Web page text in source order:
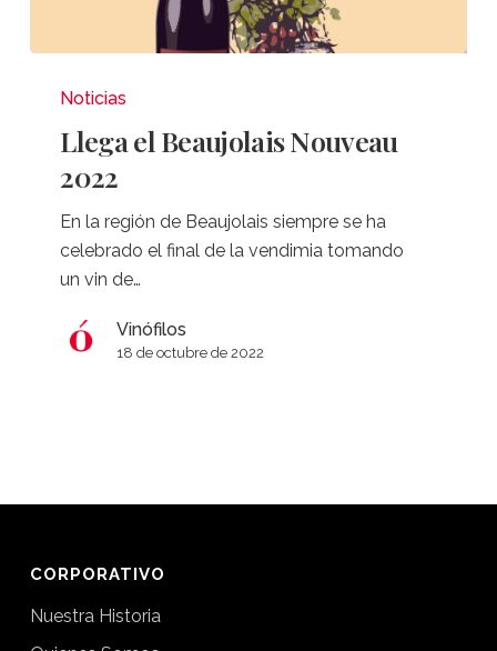
Nouveau
2022
Noticias
Llega el Beaujolais Nouveau
2022
En la región de Beaujolais siempre se ha
celebrado el final de la vendimia tomando
un vin de…
Vinófilos
18 de octubre de 2022
CORPORATIVO
Nuestra Historia